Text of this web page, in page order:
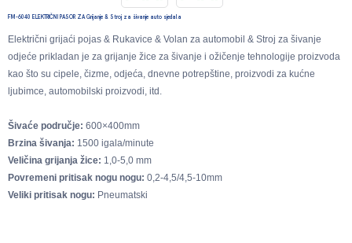
FM-6040 ELEKTRIČNI PASOR ZA Grijanje & Stroj za šivanje auto sjedala
Električni grijaći pojas & Rukavice & Volan za automobil & Stroj za šivanje
odjeće prikladan je za grijanje žice za šivanje i ožičenje tehnologije proizvoda
kao što su cipele, čizme, odjeća, dnevne potrepštine, proizvodi za kućne
ljubimce, automobilski proizvodi, itd.
Šivaće područje: 600×400mm
Brzina šivanja: 1500 igala/minute
Veličina grijanja žice: 1,0-5,0 mm
Povremeni pritisak nogu nogu: 0,2-4,5/4,5-10mm
Veliki pritisak nogu: Pneumatski